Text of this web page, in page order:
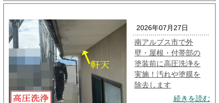
2026年07月27日
南アルプス市で外
壁・屋根・付帯部の
塗装前に高圧洗浄を
実施！汚れや塗膜を
除去します
続きを読む